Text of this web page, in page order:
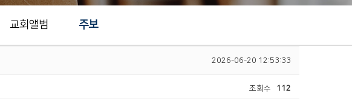
교회앨범 주보
2026-06-20 12:53:33
조회수 112